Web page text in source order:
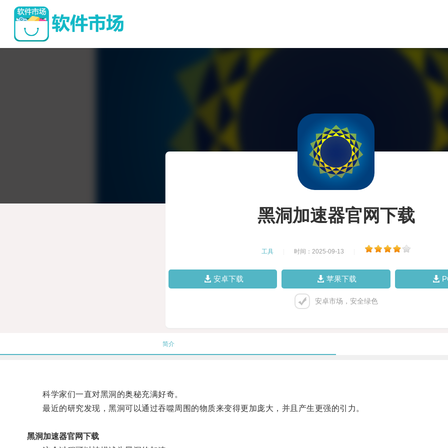
黑洞加速器官网下载
工具 时间：2025-09-13
安卓下载 苹果下载
安卓市场，安全绿色
简介
科学家们一直对黑洞的奥秘充满好奇。
最近的研究发现，黑洞可以通过吞噬周围的物质来变得更加庞大，并且产生更强的引力。
黑洞加速器官网下载